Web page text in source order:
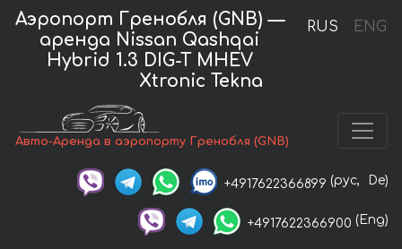
RUS ENG
Аэропорт Гренобля (GNB) —
аренда Nissan Qashqai
Hybrid 1.3 DIG-T MHEV
Xtronic Tekna
Авто-Аренда в аэропорту Гренобля (GNB)
+4917622366899 (рус, De)
+4917622366900 (Eng)